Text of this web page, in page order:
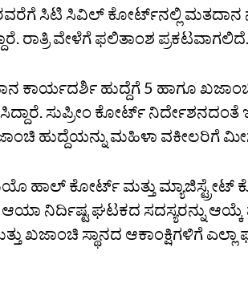
ಸಿಟಿ ಸಿವಿಲ್‌ ಕೋರ್ಟ್‌ನಲ್ಲಿ ಮತದಾನ
ರಾತ್ರಿ ವೇಳೆಗೆ ಫಲಿತಾಂಶ ಪ್ರಕಟವಾಗಲಿದೆ.
ಕಾರ್ಯದರ್ಶಿ ಹುದ್ದೆಗೆ 5 ಹಾಗೂ
ಸುಪ್ರೀಂ ಕೋರ್ಟ್‌
ಖಜಾಂಚಿ ಹುದ್ದೆಯನ್ನು ಮಹಿಳಾ ವಕೀಲರಿಗೆ
ಹಾಲ್‌ ಕೋರ್ಟ್‌ ಮತ್ತು ಮ್ಯಾಜಿಸ್ಟ್ರೇಟ್‌
ನಿರ್ದಿಷ್ಟ ಘಟಕದ ಸದಸ್ಯರನ್ನು ಆಯ್ಕೆ
ಖಜಾಂಚಿ ಸ್ಥಾನದ ಆಕಾಂಕ್ಷಿಗಳಿಗೆ